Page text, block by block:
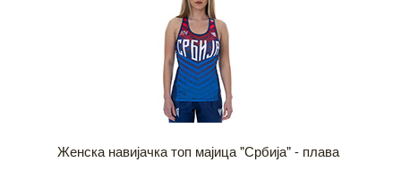
Женска навијачка топ мајица "Србија" - плава